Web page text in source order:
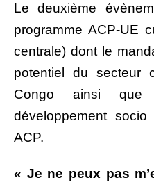
Le deuxième
programme ACP-UE
centrale) dont le
potentiel du secteur
Congo ainsi que
développement
ACP.
« Je ne peux pas